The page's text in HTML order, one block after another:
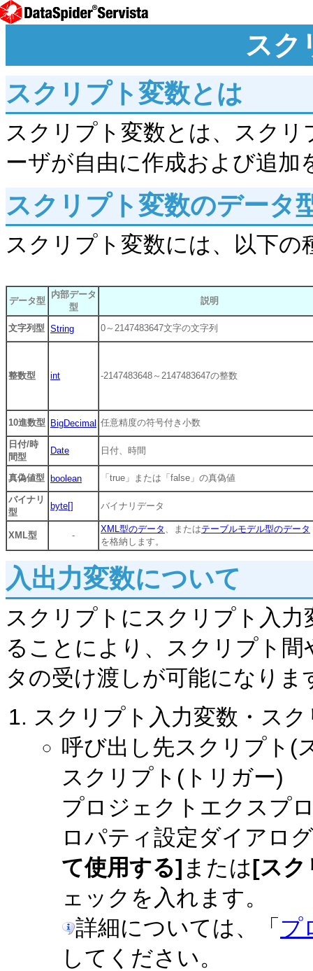
スク
スクリプト変数とは
スクリプト変数とは、スク
ーザが自由に作成および追
スクリプト変数のデータ
スクリプト変数には、以下
データ型
内部データ
型
説明
文字列型 String 0～2147483647文字の文字列
整数型 int -2147483648～2147483647の整数
10進数型 BigDecimal 任意精度の符号付き小数
日付/時
間型
Date 日付、時間
真偽値型 boolean 「true」または「false」の真偽値
バイナリ
型
byte[] バイナリデータ
XML型 -
XML型のデータ 、またはテーブルモデル型のデータ
を格納します。
入出力変数について
スクリプトにスクリプト入
ることにより、スクリプト
タの受け渡しが可能になりま
スクリプト入力変数・ス
呼び出し先スクリプト(
スクリプト(トリガー)
プロジェクトエクスプ
ロパティ設定ダイアロ
て使用する] または[スク
ェックを入れます。
詳細については、「 プ
してください。